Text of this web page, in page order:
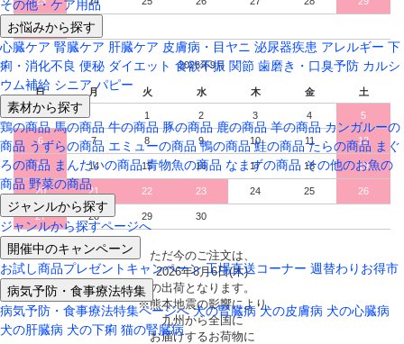
その他・ケア用品
お悩みから探す
心臓ケア 腎臓ケア 肝臓ケア 皮膚病・目ヤニ 泌尿器疾患 アレルギー 下
痢・消化不良 便秘 ダイエット 食欲不振 関節 歯磨き・口臭予防 カルシ
ウム補給 シニア パピー
素材から探す
鶏の商品 馬の商品 牛の商品 豚の商品 鹿の商品 羊の商品 カンガルーの
商品 うずらの商品 エミューの商品 鴨の商品 鮭の商品 たらの商品 まぐ
ろの商品 まんだいの商品 青物魚の商品 なまずの商品 その他のお魚の
商品 野菜の商品
ジャンルから探す
ジャンルから探すページへ
開催中のキャンペーン
お試し商品プレゼントキャンペーン 工場直送コーナー 週替わりお得市
病気予防・食事療法特集
病気予防・食事療法特集ページへ 犬の腎臓病 犬の皮膚病 犬の心臓病
犬の肝臓病 犬の下痢 猫の腎臓病
30 31
2026年9月
日 月 火 水 木 金 土
1 2 3 4 5
6 7 8 9 10 11 12
13 14 15 16 17 18 19
20 21 22 23 24 25 26
27 28 29 30
ただ今のご注文は、
2026年8月6日(木)
の出荷となります。
※熊本地震の影響により
九州から全国に
お届けするお荷物に